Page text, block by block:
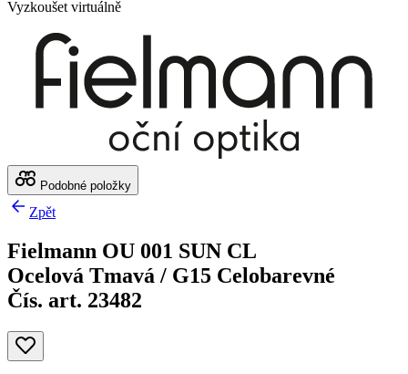
Vyzkoušet virtuálně
Podobné položky
Zpět
Fielmann OU 001 SUN CL
Ocelová Tmavá / G15 Celobarevné
Čís. art. 23482